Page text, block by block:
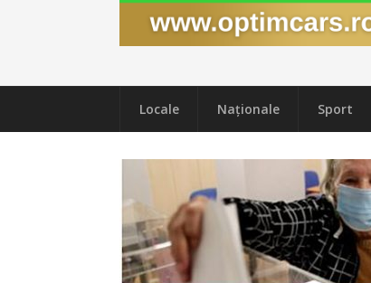
Locale Naţionale Sport